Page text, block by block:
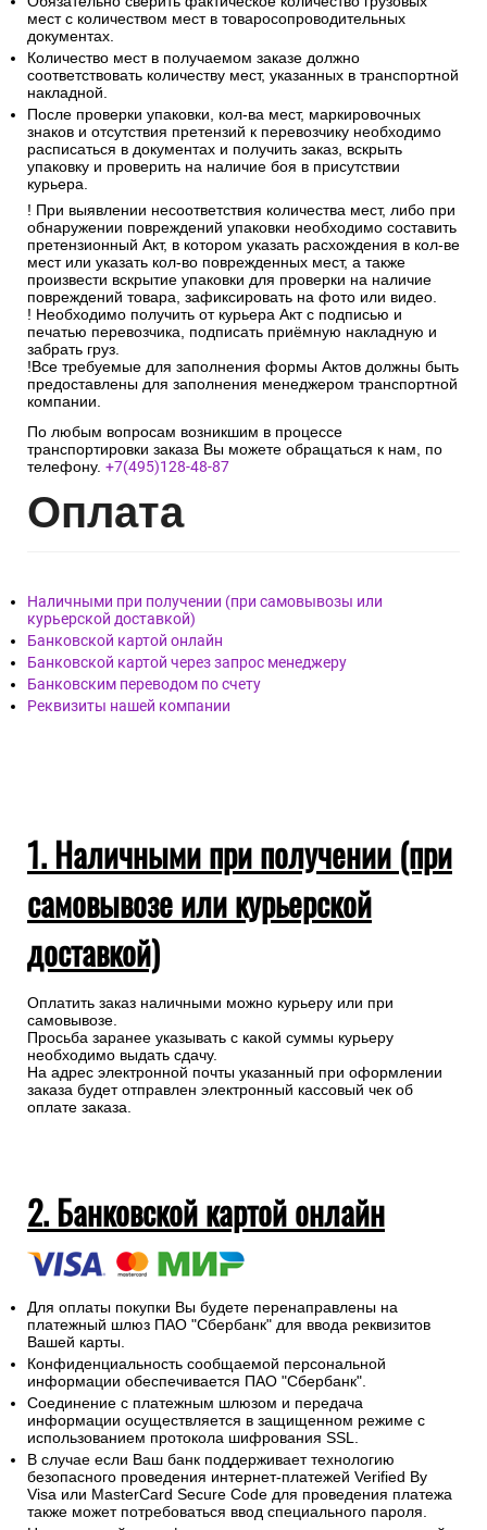
мест с количеством мест в товаросопроводительных
документах.
Количество мест в получаемом заказе должно
соответствовать количеству мест, указанных в транспортной
накладной.
После проверки упаковки, кол-ва мест, маркировочных
знаков и отсутствия претензий к перевозчику необходимо
расписаться в документах и получить заказ, вскрыть
упаковку и проверить на наличие боя в присутствии
курьера.
! При выявлении несоответствия количества мест, либо при
обнаружении повреждений упаковки необходимо составить
претензионный Акт, в котором указать расхождения в кол-ве
мест или указать кол-во поврежденных мест, а также
произвести вскрытие упаковки для проверки на наличие
повреждений товара, зафиксировать на фото или видео.
! Необходимо получить от курьера Акт с подписью и
печатью перевозчика, подписать приёмную накладную и
забрать груз.
!Все требуемые для заполнения формы Актов должны быть
предоставлены для заполнения менеджером транспортной
компании.
По любым вопросам возникшим в процессе
транспортировки заказа Вы можете обращаться к нам, по
телефону. +7(495)128-48-87
Оплата
Наличными при получении (при самовывозы или
курьерской доставкой)
Банковской картой онлайн
Банковской картой через запрос менеджеру
Банковским переводом по счету
Реквизиты нашей компании
1. Наличными при получении (при
самовывозе или курьерской
доставкой)
Оплатить заказ наличными можно курьеру или при
самовывозе.
Просьба заранее указывать с какой суммы курьеру
необходимо выдать сдачу.
На адрес электронной почты указанный при оформлении
заказа будет отправлен электронный кассовый чек об
оплате заказа.
2. Банковской картой онлайн
Для оплаты покупки Вы будете перенаправлены на
платежный шлюз ПАО "Сбербанк" для ввода реквизитов
Вашей карты.
Конфиденциальность сообщаемой персональной
информации обеспечивается ПАО "Сбербанк".
Соединение с платежным шлюзом и передача
информации осуществляется в защищенном режиме с
использованием протокола шифрования SSL.
В случае если Ваш банк поддерживает технологию
безопасного проведения интернет-платежей Verified By
Visa или MasterCard Secure Code для проведения платежа
также может потребоваться ввод специального пароля.